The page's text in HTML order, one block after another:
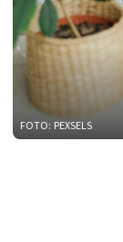
FOTO: PEXSELS